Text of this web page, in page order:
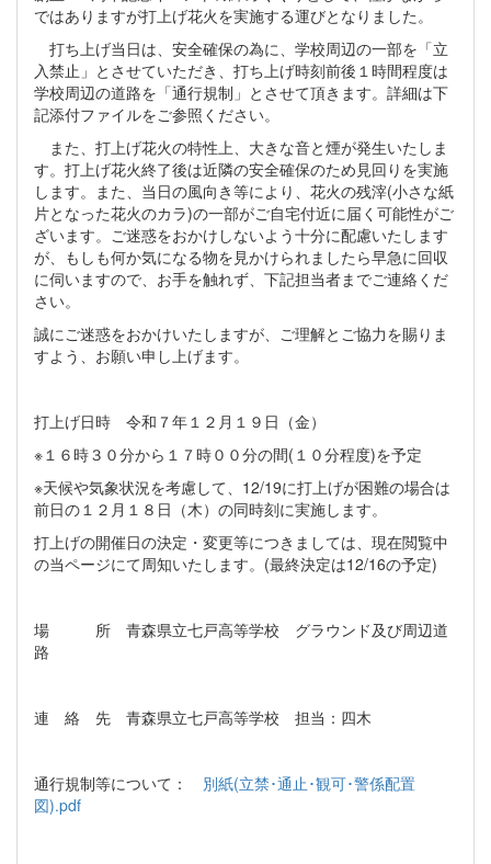
ではありますが打上げ花火を実施する運びとなりました。
打ち上げ当日は、安全確保の為に、学校周辺の一部を「立
入禁止」とさせていただき、打ち上げ時刻前後１時間程度は
学校周辺の道路を「通行規制」とさせて頂きます。詳細は下
記添付ファイルをご参照ください。
また、打上げ花火の特性上、大きな音と煙が発生いたしま
す。打上げ花火終了後は近隣の安全確保のため見回りを実施
します。また、当日の風向き等により、花火の残滓(小さな紙
片となった花火のカラ)の一部がご自宅付近に届く可能性がご
ざいます。ご迷惑をおかけしないよう十分に配慮いたします
が、もしも何か気になる物を見かけられましたら早急に回収
に伺いますので、お手を触れず、下記担当者までご連絡くだ
さい。
誠にご迷惑をおかけいたしますが、ご理解とご協力を賜りま
すよう、お願い申し上げます。
打上げ日時 令和７年１２月１９日（金）
※１６時３０分から１７時００分の間(１０分程度)を予定
※天候や気象状況を考慮して、12/19に打上げが困難の場合は
前日の１２月１８日（木）の同時刻に実施します。
打上げの開催日の決定・変更等につきましては、現在閲覧中
の当ページにて周知いたします。(最終決定は12/16の予定)
場 所 青森県立七戸高等学校 グラウンド及び周辺道
路
連 絡 先 青森県立七戸高等学校 担当：四木
通行規制等について： 別紙(立禁･通止･観可･警係配置
図).pdf